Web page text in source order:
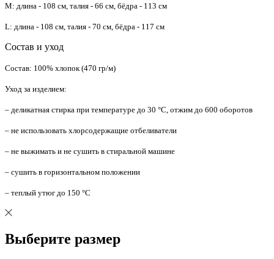
M: длина - 108 см, талия - 66 см, бёдра - 113 см
L: длина - 108 см, талия - 70 см, бёдра - 117 см
Состав и уход
Состав: 100% хлопок (470 гр/м)
Уход за изделием:
– деликатная стирка при температуре до 30 °C, отжим до 600 оборотов
– не использовать хлорсодержащие отбеливатели
– не выжимать и не сушить в стиральной машине
– сушить в горизонтальном положении
– теплый утюг до 150 °C
Выберите размер